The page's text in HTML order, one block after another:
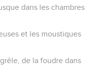
dans les chambres
et les moustiques
de la foudre dans